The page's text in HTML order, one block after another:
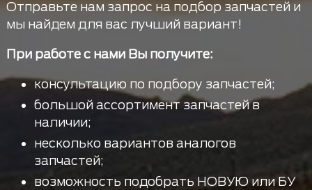
Отправьте нам запрос на подбор запчастей и
мы найдем для вас лучший вариант!
При работе с нами Вы получите:
консультацию по подбору запчастей;
большой ассортимент запчастей в
наличии;
несколько вариантов аналогов
запчастей;
возможность подобрать НОВУЮ или БУ